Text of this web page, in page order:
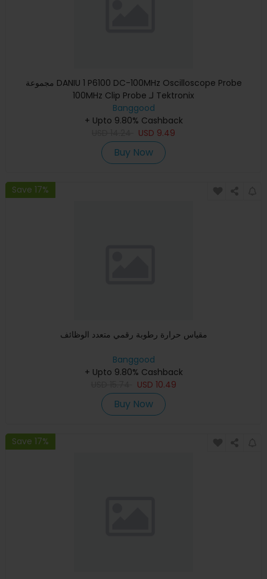
مجموعة DANIU 1 P6100 DC-100MHz Oscilloscope Probe
100MHz Clip Probe لـ Tektronix
Banggood
+ Upto 9.80% Cashback
USD 9.49
Buy Now
Save 17%
مقياس حرارة رطوبة رقمي متعدد الوظائف
Banggood
+ Upto 9.80% Cashback
USD 10.49
Buy Now
Save 17%